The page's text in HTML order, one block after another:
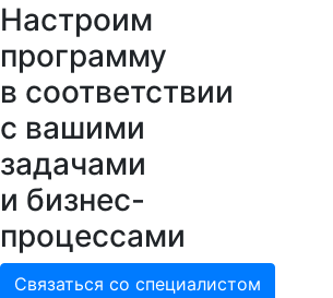
Настроим
программу
в соответствии
с вашими
задачами
и бизнес-
процессами
Связаться со специалистом